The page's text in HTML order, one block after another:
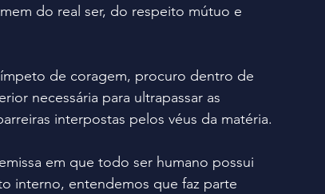
do real ser, do respeito mútuo e
de coragem, procuro dentro de
necessária para ultrapassar as
interpostas pelos véus da matéria.
em que todo ser humano possui
interno, entendemos que faz parte